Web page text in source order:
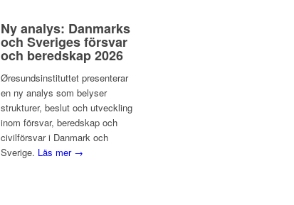
Ny analys: Danmarks
och Sveriges försvar
och beredskap 2026
Øresundsinstituttet presenterar
en ny analys som belyser
strukturer, beslut och utveckling
inom försvar, beredskap och
civilförsvar i Danmark och
Sverige. Läs mer →